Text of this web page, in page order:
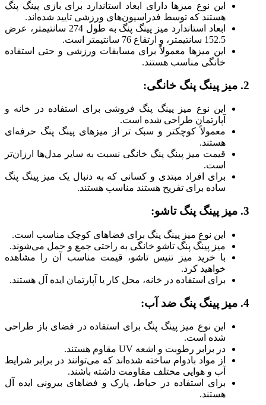
این نوع میزها دارای ابعاد استاندارد برای بازی پینگ پنگ
هستند که توسط فدراسیون‌های ورزشی تایید شده‌اند.
ابعاد استاندارد میز پینگ پنگ به طول 274 سانتیمتر، عرض
این میزها معمولاً برای مسابقات ورزشی و حتی استفاده
خانگی مناسب هستند.
این نوع میز پینگ پنگ فروشی برای استفاده در خانه و
آپارتمان طراحی شده است.
معمولاً کوچکتر و سبک تر از میزهای پینگ پنگ حرفه‌ای
هستند.
قیمت میز پینگ پنگ خانگی نسبت به سایر مدل‌ها ارزان‌تر
برای افراد مبتدی و کسانی که به دنبال یک میز پینگ پنگ
ساده برای تفریح هستند مناسب هستند.
این نوع میز پینگ پنگ برای فضاهای کوچک مناسب است.
میز پینگ پنگ تاشو خانگی به راحتی جمع و حمل می‌شوند.
با خرید میز تنیس تاشو، قیمت مناسب آن را مشاهده
خواهید کرد.
برای استفاده در خانه، محل کار یا آپارتمان ایده آل هستند.
این نوع میز پینگ پنگ برای استفاده در فضای باز طراحی
شده است.
در برابر رطوبت و اشعه UV مقاوم هستند.
از مواد بادوام ساخته شده‌اند که می‌توانند در برابر شرایط
آب و هوایی مختلف مقاومت داشته باشند.
برای استفاده در حیاط، پارک و فضاهای بیرونی ایده آل
هستند.